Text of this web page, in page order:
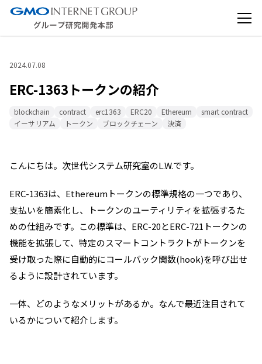
2024.07.08
ERC-1363トークンの紹介
blockchain contract erc1363 ERC20 Ethereum
smart contract
イーサリアム
トークン ブロックチェーン 決済
こんにちは。次世代システム研究室のL.W.です。
ERC-1363は、Ethereumトークンの標準規格の一つであり、
支払いを簡素化し、トークンのユーティリティを拡張するた
めの仕組みです。この標準は、ERC-20とERC-721トークンの
機能を拡張して、特定のスマートコントラクトがトークンを
受け取った際に自動的にコールバック関数(hook)を呼び出せ
るように設計されています。
一体、どのようなメリットがあるか。なんで最近注目されて
いるかについて紹介します。